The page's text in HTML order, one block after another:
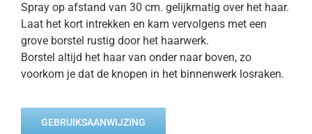
Spray op afstand van 30 cm. gelijkmatig over het haar.
Laat het kort intrekken en kam vervolgens met een
grove borstel rustig door het haarwerk.
Borstel altijd het haar van onder naar boven, zo
voorkom je dat de knopen in het binnenwerk losraken.
GEBRUIKSAANWIJZING